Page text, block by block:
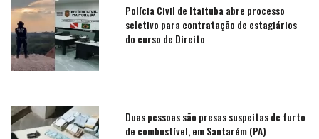
Polícia Civil de Itaituba abre processo
seletivo para contratação de estagiários
do curso de Direito
Duas pessoas são presas suspeitas de furto
de combustível, em Santarém (PA)